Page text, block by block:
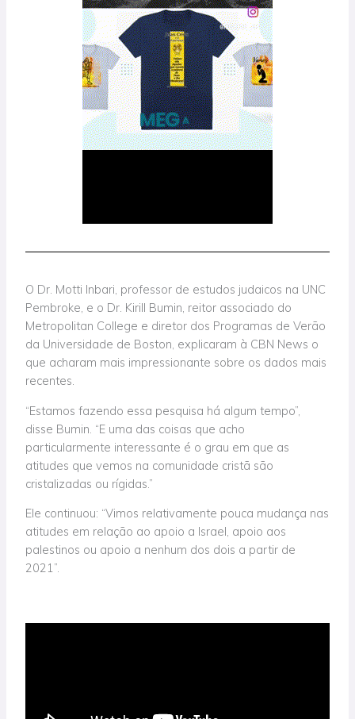
O Dr. Motti Inbari, professor de estudos judaicos na UNC
Pembroke, e o Dr. Kirill Bumin, reitor associado do
Metropolitan College e diretor dos Programas de Verão
da Universidade de Boston, explicaram à CBN News o
que acharam mais impressionante sobre os dados mais
recentes.
“Estamos fazendo essa pesquisa há algum tempo”,
disse Bumin. “E uma das coisas que acho
particularmente interessante é o grau em que as
atitudes que vemos na comunidade cristã são
cristalizadas ou rígidas.”
Ele continuou: “Vimos relativamente pouca mudança nas
atitudes em relação ao apoio a Israel, apoio aos
palestinos ou apoio a nenhum dos dois a partir de
2021”.